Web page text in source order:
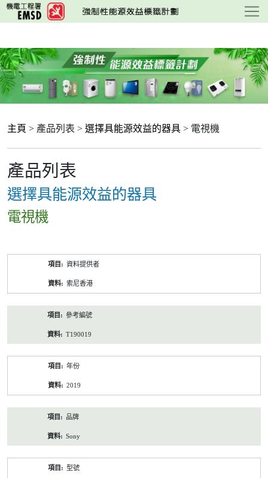
跳
至
要
內
容
主頁 > 產品列表 > 選擇具能源效益的器具 > 電視機
產品列表
選擇具能源效益的器具
電視機
資料提供者
索尼香港
參考編號
T190019
年份
2019
品牌
Sony
型號